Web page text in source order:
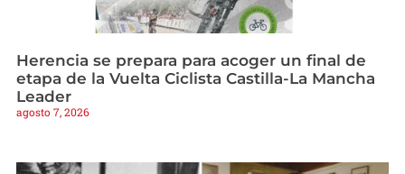
Herencia se prepara para acoger un final de
etapa de la Vuelta Ciclista Castilla-La Mancha
Leader
agosto 7, 2026